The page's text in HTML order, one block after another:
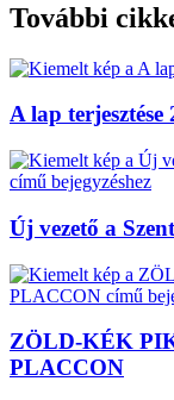
További
A lap terjesztése
Új vezető a
ZÖLD-KÉK
PLACCON